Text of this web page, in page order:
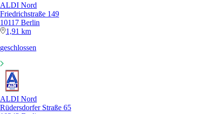
ALDI Nord
Friedrichstraße 149
10117 Berlin
1,91 km
geschlossen
ALDI Nord
Rüdersdorfer Straße 65